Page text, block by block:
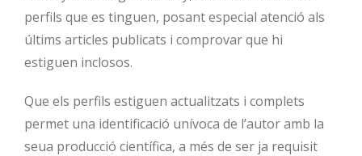
perfils que es tinguen, posant especial atenció als
últims articles publicats i comprovar que hi
estiguen inclosos.
Que els perfils estiguen actualitzats i complets
permet una identificació unívoca de l’autor amb la
seua producció científica, a més de ser ja requisit